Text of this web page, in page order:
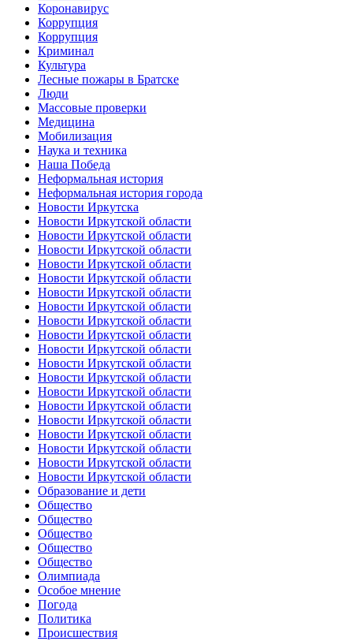
Коронавирус
Коррупция
Коррупция
Криминал
Культура
Лесные пожары в Братске
Люди
Массовые проверки
Медицина
Мобилизация
Наука и техника
Наша Победа
Неформальная история
Неформальная история города
Новости Иркутска
Новости Иркутской области
Новости Иркутской области
Новости Иркутской области
Новости Иркутской области
Новости Иркутской области
Новости Иркутской области
Новости Иркутской области
Новости Иркутской области
Новости Иркутской области
Новости Иркутской области
Новости Иркутской области
Новости Иркутской области
Новости Иркутской области
Новости Иркутской области
Новости Иркутской области
Новости Иркутской области
Новости Иркутской области
Новости Иркутской области
Новости Иркутской области
Образование и дети
Общество
Общество
Общество
Общество
Общество
Олимпиада
Особое мнение
Погода
Политика
Происшествия